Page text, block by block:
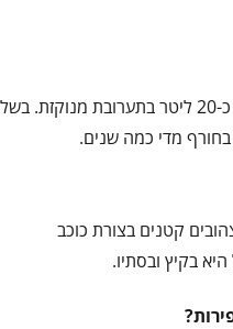
כן, אפשר לגדל שיזף סיני בעציץ בגודל כ-20 ליטר בתערובת מנוקזת. בשל
בחורף מדי כמה שנים.
קטנים בצורת כוכב
בקיץ ובסתיו.